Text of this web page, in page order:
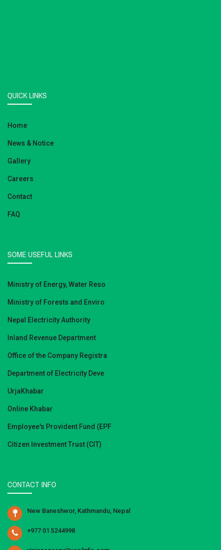
QUICK LINKS
Home
News & Notice
Gallery
Careers
Contact
FAQ
SOME USEFUL LINKS
Ministry of Energy, Water Reso
Ministry of Forests and Enviro
Nepal Electricity Authority
Inland Revenue Department
Office of the Company Registra
Department of Electricity Deve
UrjaKhabar
Online Khabar
Employee's Provident Fund (EPF
Citizen Investment Trust (CIT)
CONTACT INFO
New Baneshwor, Kathmandu, Nepal
+977 01 5244998